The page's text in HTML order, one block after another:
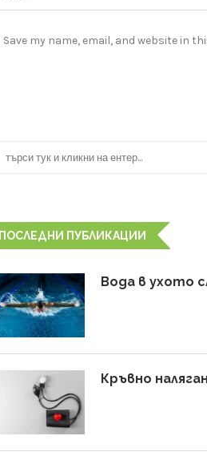
Save my name, email, and website in
ПОСЛЕДНИ ПУБЛИКАЦИИ
Вода в ухото
Кръвно